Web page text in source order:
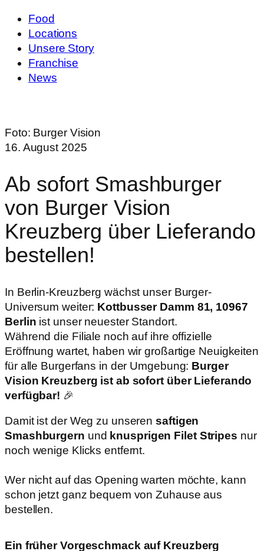
Food
Locations
Unsere Story
Franchise
News
Foto: Burger Vision
16. August 2025
Ab sofort Smashburger
von Burger Vision
Kreuzberg über Lieferando
bestellen!
In Berlin-Kreuzberg wächst unser Burger-
Universum weiter: Kottbusser Damm 81, 10967
Berlin ist unser neuester Standort.
Während die Filiale noch auf ihre offizielle
Eröffnung wartet, haben wir großartige Neuigkeiten
für alle Burgerfans in der Umgebung: Burger
Vision Kreuzberg ist ab sofort über Lieferando
verfügbar! 🎉
Damit ist der Weg zu unserensaftigen
Smashburgern und knusprigen Filet Stripes nur
noch wenige Klicks entfernt.
Wer nicht auf das Opening warten möchte, kann
schon jetzt ganz bequem von Zuhause aus
bestellen.
Ein früher Vorgeschmack auf Kreuzberg